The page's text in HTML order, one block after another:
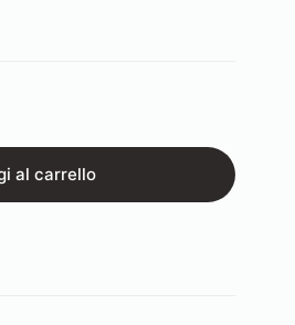
al carrello